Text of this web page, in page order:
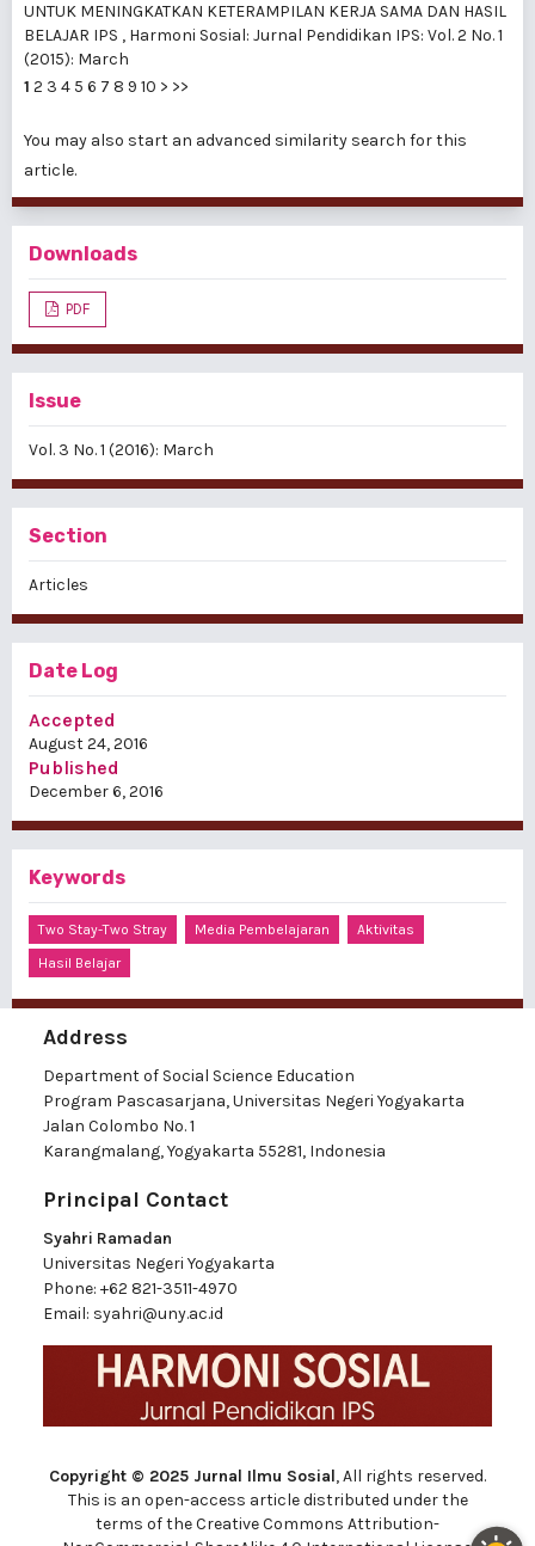
UNTUK MENINGKATKAN KETERAMPILAN KERJA SAMA DAN HASIL
BELAJAR IPS , Harmoni Sosial: Jurnal Pendidikan IPS: Vol. 2 No. 1
(2015): March
1 2 3 4 5 6 7 8 9 10 > >>
You may also start an advanced similarity search for this
article.
Downloads
PDF
Issue
Vol. 3 No. 1 (2016): March
Section
Articles
Date Log
Accepted
August 24, 2016
Published
December 6, 2016
Keywords
Two Stay-Two Stray Media Pembelajaran
Aktivitas
Hasil Belajar
Address
Department of Social Science Education
Program Pascasarjana, Universitas Negeri Yogyakarta
Jalan Colombo No. 1
Karangmalang, Yogyakarta 55281, Indonesia
Principal Contact
Syahri Ramadan
Universitas Negeri Yogyakarta
Phone: +62 821-3511-4970
Email: syahri@uny.ac.id
Copyright © 2025 Jurnal Ilmu Sosial, All rights reserved.
This is an open-access article distributed under the
terms of the Creative Commons Attribution-